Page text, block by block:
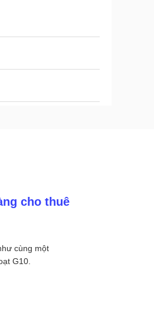
cho thuê
cùng một
G10.